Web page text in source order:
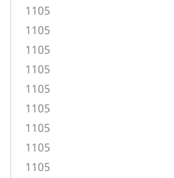
1105
1105
1105
1105
1105
1105
1105
1105
1105